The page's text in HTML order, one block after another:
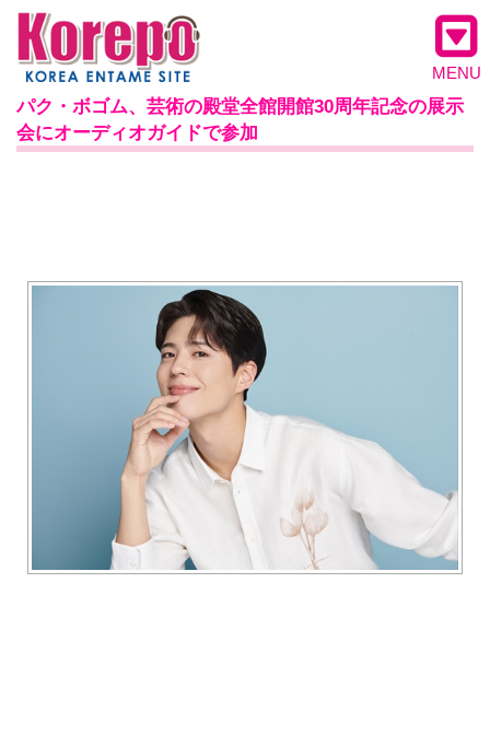
MENU
パク・ボゴム、芸術の殿堂全館開館30周年記念の展示
会にオーディオガイドで参加